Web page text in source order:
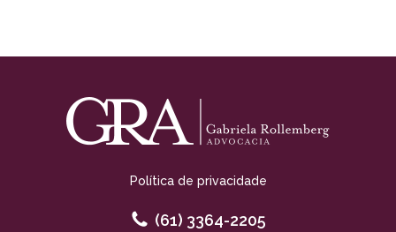
Política de privacidade
(61) 3364-2205